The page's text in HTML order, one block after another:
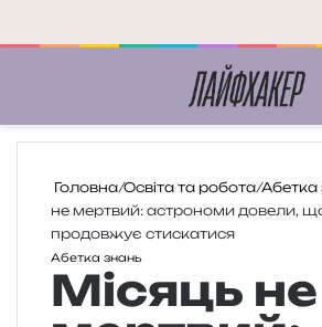
Головна/Освіта та робота/Абетка
не мертвий: астрономи довели,
продовжує стискатися
Абетка знань
Місяць не